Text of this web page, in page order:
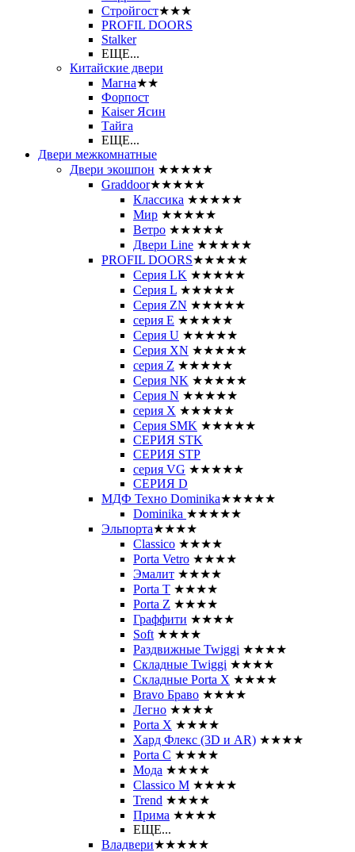
Стройгост★★★
PROFIL DOORS
Stalker
ЕЩЕ...
Китайские двери
Магна★★
Форпост
Kaiser Ясин
Тайга
ЕЩЕ...
Двери межкомнатные
Двери экошпон ★★★★★
Graddoor★★★★★
Классика ★★★★★
Мир ★★★★★
Ветро ★★★★★
Двери Line ★★★★★
PROFIL DOORS★★★★★
Серия LK ★★★★★
Серия L ★★★★★
Серия ZN ★★★★★
серия E ★★★★★
Серия U ★★★★★
Серия XN ★★★★★
серия Z ★★★★★
Серия NK ★★★★★
Серия N ★★★★★
серия X ★★★★★
Серия SMK ★★★★★
СЕРИЯ STK
СЕРИЯ STP
серия VG ★★★★★
СЕРИЯ D
МДФ Техно Dominika★★★★★
Dominika ★★★★★
Эльпорта★★★★
Classico ★★★★
Porta Vetro ★★★★
Эмалит ★★★★
Porta T ★★★★
Porta Z ★★★★
Граффити ★★★★
Soft ★★★★
Раздвижные Twiggi ★★★★
Складные Twiggi ★★★★
Складные Porta X ★★★★
Bravo Браво ★★★★
Легно ★★★★
Porta X ★★★★
Хард Флекс (3D и AR) ★★★★
Porta C ★★★★
Мода ★★★★
Classico M ★★★★
Trend ★★★★
Прима ★★★★
ЕЩЕ...
Владвери★★★★★